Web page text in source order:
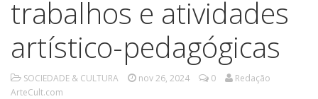
trabalhos e atividades
artístico-pedagógicas
SOCIEDADE & CULTURA nov 26, 2024 0
Redação
ArteCult.com